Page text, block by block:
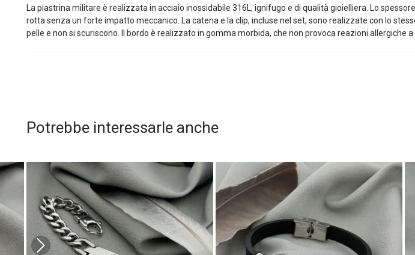
La piastrina militare è realizzata in acciaio inossidabile 316L, ignifugo e di qualità gioielliera. Lo
rotta senza un forte impatto meccanico. La catena e la clip, incluse nel set, sono realizzate con lo
pelle e non si scuriscono. Il bordo è realizzato in gomma morbida, che non provoca reazioni allergiche
Potrebbe interessarle anche